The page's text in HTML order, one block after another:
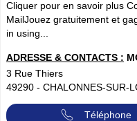
Cliquer pour en savoir plus
MailJouez gratuitement et
in using...
ADRESSE & CONTACTS :
3 Rue Thiers
49290 - CHALONNES-SUR-
Téléphone